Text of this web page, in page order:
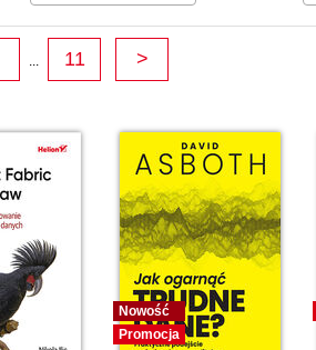
... 11 >
Nowość
Promocja